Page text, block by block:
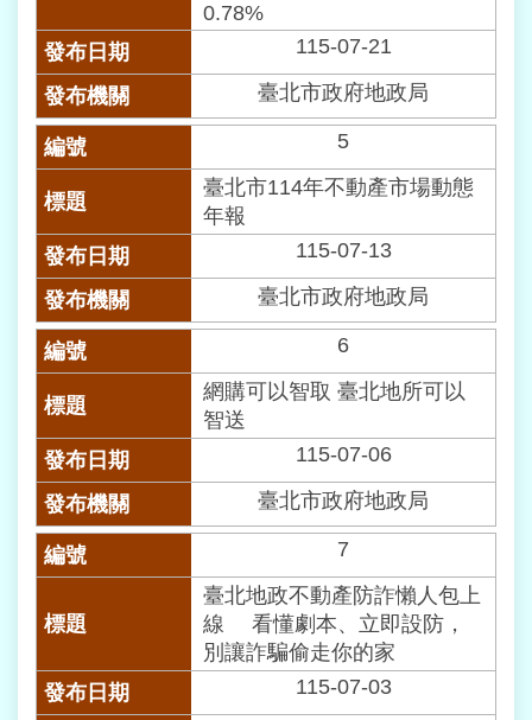
導
English
陳
系
見
答
彙
0.78%
115-07-21
臺北市政府地政局
5
臺北市114年不動產市場動態
年報
115-07-13
臺北市政府地政局
6
網購可以智取 臺北地所可以
智送
115-07-06
臺北市政府地政局
7
臺北地政不動產防詐懶人包上
線 看懂劇本、立即設防，
別讓詐騙偷走你的家
115-07-03